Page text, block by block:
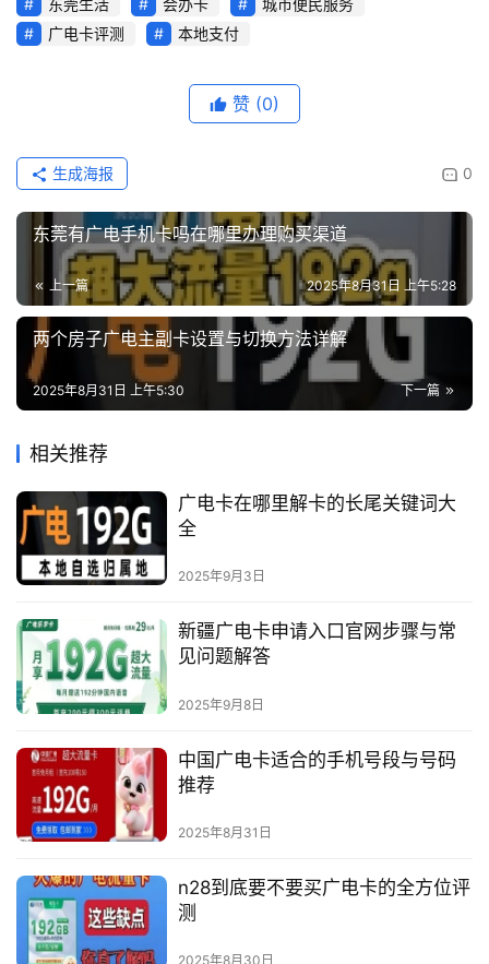
东莞生活 会办卡
城市便民服务
广电卡评测
本地支付
赞 (0)
0
生成海报
东莞有广电手机卡吗在哪里办理购买渠道
上一篇 2025年8月31日 上午5:28
两个房子广电主副卡设置与切换方法详解
下一篇
2025年8月31日 上午5:30
相关推荐
广电卡在哪里解卡的长尾关键词大
全
2025年9月3日
新疆广电卡申请入口官网步骤与常
见问题解答
2025年9月8日
中国广电卡适合的手机号段与号码
推荐
2025年8月31日
n28到底要不要买广电卡的全方位评
测
2025年8月30日